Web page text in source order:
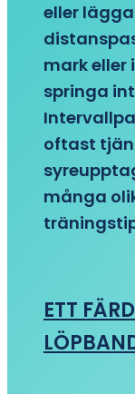
eller
mark eller
springa
oftast
många
ETT